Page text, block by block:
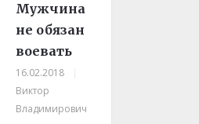
Мужчина
не обязан
воевать
16.02.2018
Виктор
Владимирович